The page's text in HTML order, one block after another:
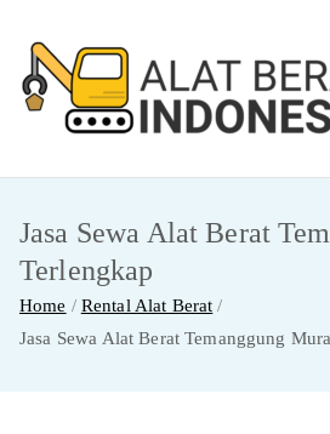
content
Jasa Sewa Alat Berat
Terlengkap
Home
Rental Alat Berat
Jasa Sewa Alat Berat Temanggung